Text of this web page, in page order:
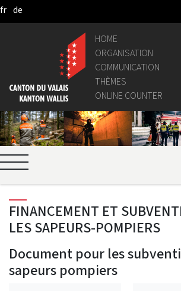
Skip to Main Content
fr de
HOME
ORGANISATION
COMMUNICATION
THÈMES
ONLINE COUNTER
FINANCEMENT ET
LES SAPEURS-POMPIERS
Document pour les
sapeurs pompiers